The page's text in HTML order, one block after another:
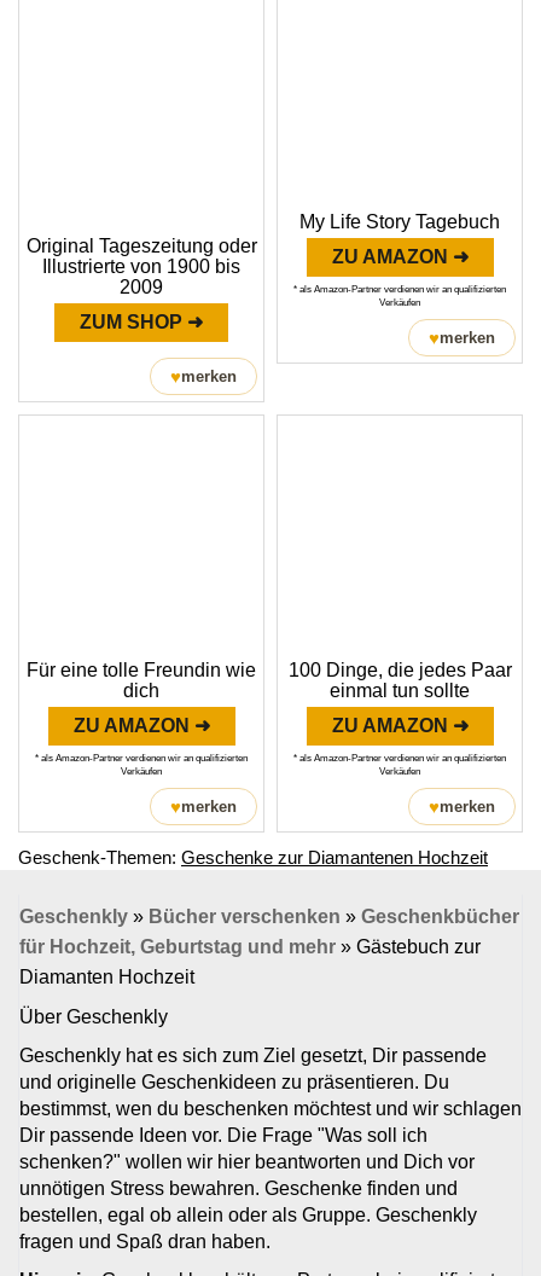
Original Tageszeitung oder
Illustrierte von 1900 bis
2009
ZUM SHOP ➜
♥merken
My Life Story Tagebuch
ZU AMAZON ➜
* als Amazon-Partner verdienen wir an qualifizierten
Verkäufen
♥merken
Für eine tolle Freundin wie
dich
ZU AMAZON ➜
* als Amazon-Partner verdienen wir an qualifizierten
Verkäufen
♥merken
100 Dinge, die jedes Paar
einmal tun sollte
ZU AMAZON ➜
* als Amazon-Partner verdienen wir an qualifizierten
Verkäufen
♥merken
Geschenk-Themen: Geschenke zur Diamantenen Hochzeit
Geschenkly » Bücher verschenken » Geschenkbücher
für Hochzeit, Geburtstag und mehr » Gästebuch zur
Diamanten Hochzeit
Über Geschenkly
Geschenkly hat es sich zum Ziel gesetzt, Dir passende
und originelle Geschenkideen zu präsentieren. Du
bestimmst, wen du beschenken möchtest und wir schlagen
Dir passende Ideen vor. Die Frage "Was soll ich
schenken?" wollen wir hier beantworten und Dich vor
unnötigen Stress bewahren. Geschenke finden und
bestellen, egal ob allein oder als Gruppe. Geschenkly
fragen und Spaß dran haben.